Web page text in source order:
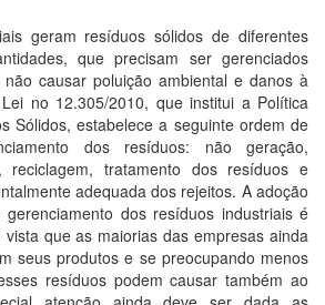
geram resíduos sólidos de diferentes
que precisam ser gerenciados
causar poluição ambiental e danos à
no 12.305/2010, que institui a Política
Sólidos, estabelece a seguinte ordem de
dos resíduos: não geração,
reciclagem, tratamento dos resíduos e
adequada dos rejeitos. A adoção
dos resíduos industriais é
que as maiorias das empresas ainda
seus produtos e se preocupando menos
resíduos podem causar também ao